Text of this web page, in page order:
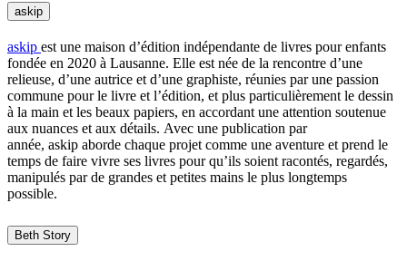
askip
askip est une maison d’édition indépendante de livres pour enfants
fondée en 2020 à Lausanne. Elle est née de la rencontre d’une
relieuse, d’une autrice et d’une graphiste, réunies par une passion
commune pour le livre et l’édition, et plus particulièrement le dessin
à la main et les beaux papiers, en accordant une attention soutenue
aux nuances et aux détails. Avec une publication par
année, askip aborde chaque projet comme une aventure et prend le
temps de faire vivre ses livres pour qu’ils soient racontés, regardés,
manipulés par de grandes et petites mains le plus longtemps
possible.
Beth Story